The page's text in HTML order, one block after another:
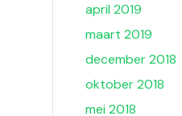
april 2019
maart 2019
december 2018
oktober 2018
mei 2018